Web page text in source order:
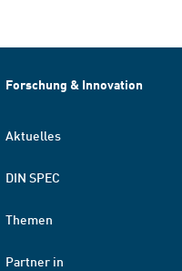
Forschung & Innovation
Aktuelles
DIN SPEC
Themen
Partner in